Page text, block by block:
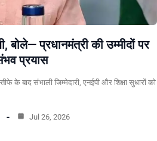
बोले— प्रधानमंत्री की उम्मीदों पर
प्रयास
के बाद संभाली जिम्मेदारी, एनईपी और शिक्षा सुधारों को
Jul 26, 2026